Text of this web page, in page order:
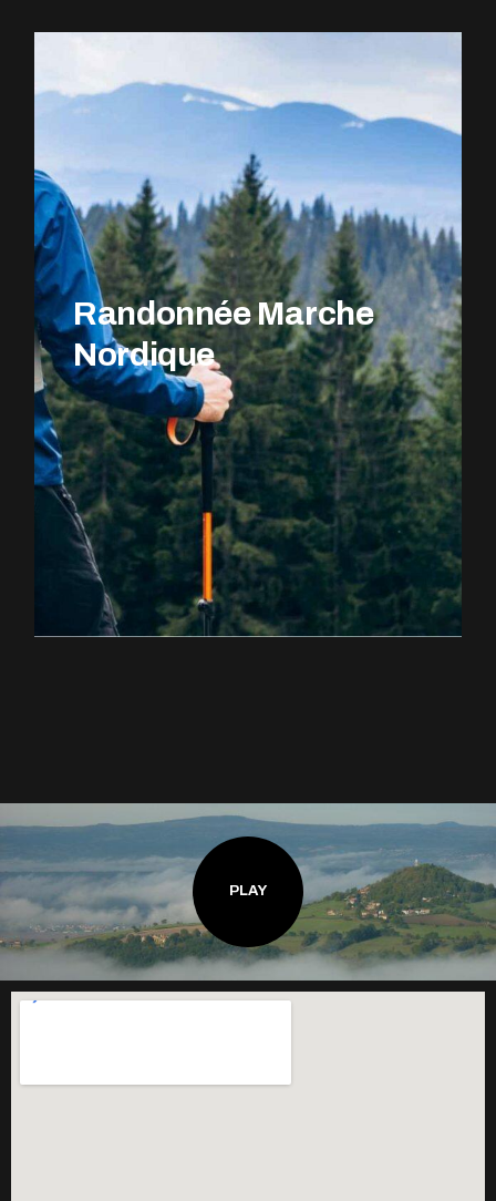
EXPLOREZ LE PARCOURS
Randonnée Marche
Nordique
PLAY